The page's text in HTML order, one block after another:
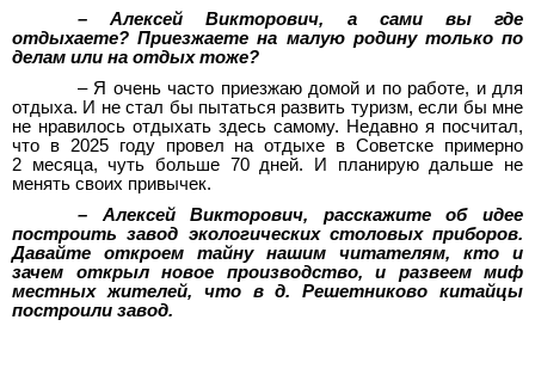
– Алексей Викторович, а сами вы где
отдыхаете? Приезжаете на малую родину только по
делам или на отдых тоже?
– Я очень часто приезжаю домой и по работе, и для
отдыха. И не стал бы пытаться развить туризм, если бы мне
не нравилось отдыхать здесь самому. Недавно я посчитал,
что в 2025 году провел на отдыхе в Советске примерно
2 месяца, чуть больше 70 дней. И планирую дальше не
менять своих привычек.
– Алексей Викторович, расскажите об идее
построить завод экологических столовых приборов.
Давайте откроем тайну нашим читателям, кто и
зачем открыл новое производство, и развеем миф
местных жителей, что в д. Решетниково китайцы
построили завод.